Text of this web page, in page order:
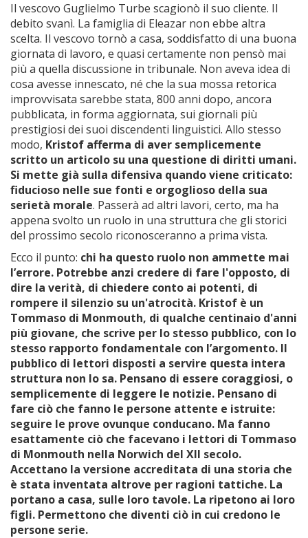
Il vescovo Guglielmo Turbe scagionò il suo cliente. Il
debito svanì. La famiglia di Eleazar non ebbe altra
scelta. Il vescovo tornò a casa, soddisfatto di una buona
giornata di lavoro, e quasi certamente non pensò mai
più a quella discussione in tribunale. Non aveva idea di
cosa avesse innescato, né che la sua mossa retorica
improvvisata sarebbe stata, 800 anni dopo, ancora
pubblicata, in forma aggiornata, sui giornali più
prestigiosi dei suoi discendenti linguistici. Allo stesso
modo, Kristof afferma di aver semplicemente
scritto un articolo su una questione di diritti umani.
Si mette già sulla difensiva quando viene criticato:
fiducioso nelle sue fonti e orgoglioso della sua
serietà morale. Passerà ad altri lavori, certo, ma ha
appena svolto un ruolo in una struttura che gli storici
del prossimo secolo riconosceranno a prima vista.
Ecco il punto: chi ha questo ruolo non ammette mai
l’errore. Potrebbe anzi credere di fare l'opposto, di
dire la verità, di chiedere conto ai potenti, di
rompere il silenzio su un'atrocità. Kristof è un
Tommaso di Monmouth, di qualche centinaio d'anni
più giovane, che scrive per lo stesso pubblico, con lo
stesso rapporto fondamentale con l’argomento. Il
pubblico di lettori disposti a servire questa intera
struttura non lo sa. Pensano di essere coraggiosi, o
semplicemente di leggere le notizie. Pensano di
fare ciò che fanno le persone attente e istruite:
seguire le prove ovunque conducano. Ma fanno
esattamente ciò che facevano i lettori di Tommaso
di Monmouth nella Norwich del XII secolo.
Accettano la versione accreditata di una storia che
è stata inventata altrove per ragioni tattiche. La
portano a casa, sulle loro tavole. La ripetono ai loro
figli. Permettono che diventi ciò in cui credono le
persone serie.